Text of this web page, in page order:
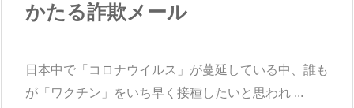
かたる詐欺メール
日本中で「コロナウイルス」が蔓延している中、誰も
が「ワクチン」をいち早く接種したいと思われ ...